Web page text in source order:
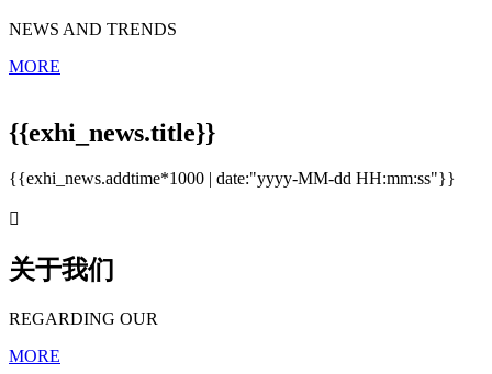
NEWS AND TRENDS
MORE
{{exhi_news.title}}
{{exhi_news.addtime*1000 | date:"yyyy-MM-dd HH:mm:ss"}}

关于我们
REGARDING OUR
MORE